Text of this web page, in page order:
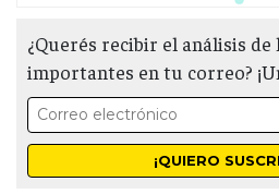
¿Querés recibir el análisis de
importantes en tu correo?